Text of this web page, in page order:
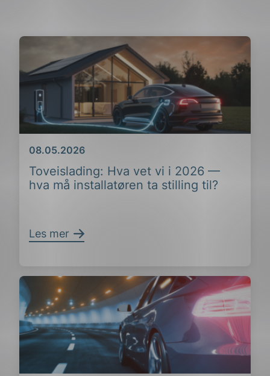
Toveislading: Hva vet vi i 2026 —
hva må installatøren ta stilling til?
Dato
08.05.2026
Les mer